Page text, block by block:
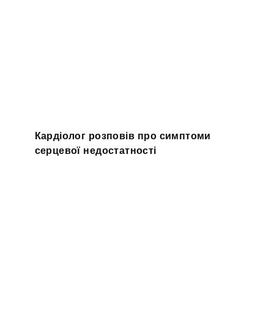
Кардіолог розповів про симптоми
серцевої недостатності